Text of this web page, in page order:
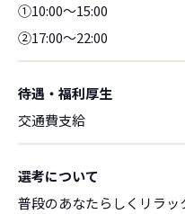
①10:00～15:00
②17:00～22:00
待遇・福利厚生
交通費支給
選考について
普段のあなたらしくリラッ